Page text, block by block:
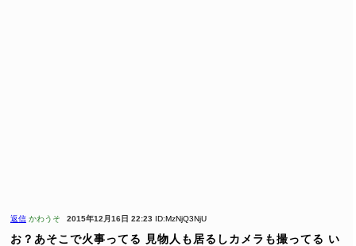
返信 かわうそ 2015年12月16日 22:23 ID:MzNjQ3NjU
お？あそこで火事ってる 見物人も居るしカメラも撮ってる い